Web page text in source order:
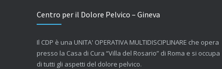
Centro per il Dolore Pelvico – Gineva
Il CDP è una UNITA' OPERATIVA MULTIDISCIPLINARE che opera
presso la Casa di Cura “Villa del Rosario” di Roma e si occupa
di tutti gli aspetti del dolore pelvico.